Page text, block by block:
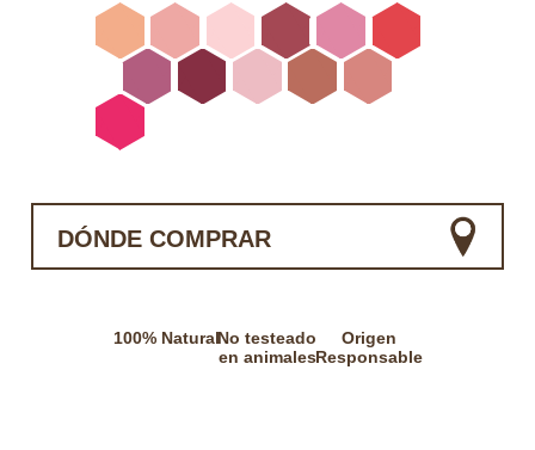
DÓNDE COMPRAR
100% NaturalNo testeado
en animales
Origen
Responsable